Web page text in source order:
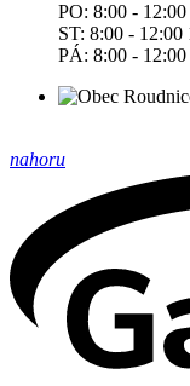
PO: 8:00 -
ST: 8:00 - 12:00
PÁ: 8:00 - 12:00
nahoru